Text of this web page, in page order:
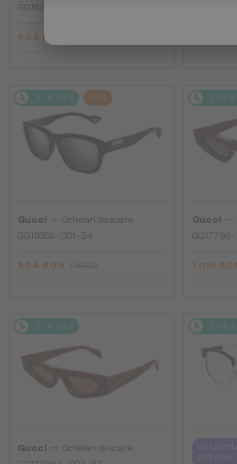
GG1621S - 001 - 53
904 RON
2-4 ZILE -11%
Gucci
Ochelari de soare
GG1630S - 001 - 54
904 RON
2-4
Gucci
GG1779S -
1 019
2-4 ZILE
Gucci
Ochelari de soare
2-4